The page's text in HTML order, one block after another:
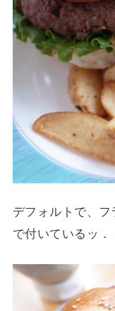
デフォルトで、フ
で付いているッ．